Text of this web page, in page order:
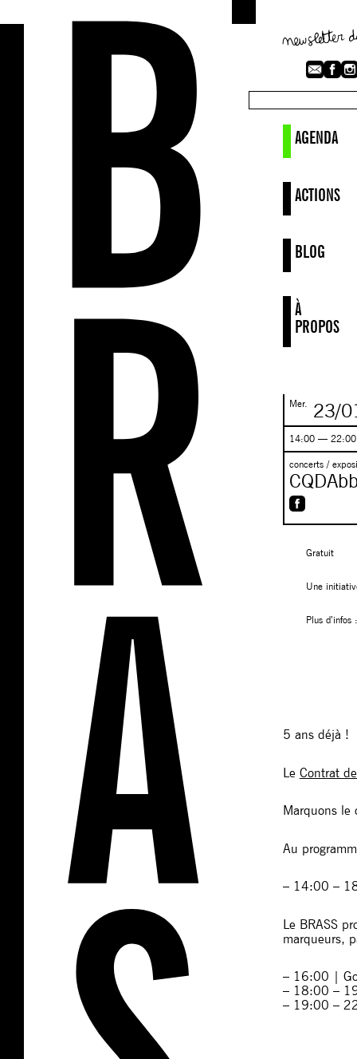
AGENDA
ACTIONS
BLOG
À
PROPOS
Mer. 23/
14:00 — 22:00
concerts /
Gratuit
Une
Plus
5 ans déjà !
Le Contrat
Marquons le
Au
– 14:00 –
Le BRASS
marqueurs,
– 16:00 |
– 18:00 –
– 19:00 –